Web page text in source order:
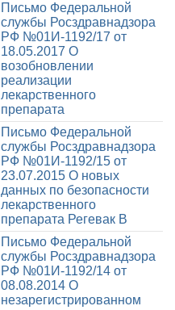
Письмо Федеральной
службы Росздравнадзора
РФ №01И-1192/17 от
18.05.2017 О
возобновлении
реализации
лекарственного
препарата
Письмо Федеральной
службы Росздравнадзора
РФ №01И-1192/15 от
23.07.2015 О новых
данных по безопасности
лекарственного
препарата Регевак В
Письмо Федеральной
службы Росздравнадзора
РФ №01И-1192/14 от
08.08.2014 О
незарегистрированном